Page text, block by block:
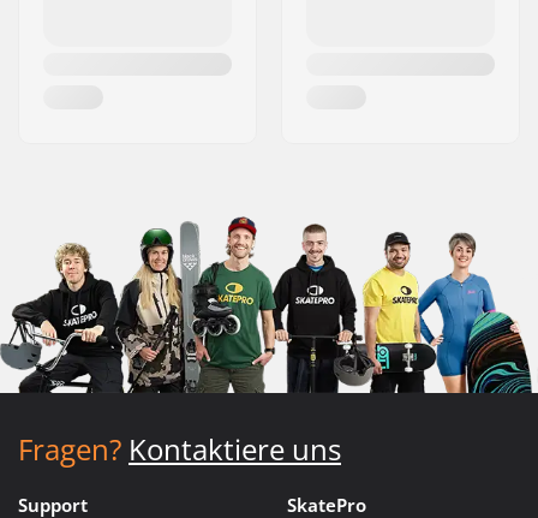
Fragen? Kontaktiere uns
Support SkatePro